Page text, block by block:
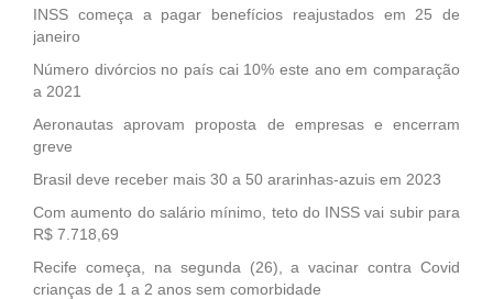
INSS começa a pagar benefícios reajustados em 25 de
janeiro
Número divórcios no país cai 10% este ano em comparação
a 2021
Aeronautas aprovam proposta de empresas e encerram
greve
Brasil deve receber mais 30 a 50 ararinhas-azuis em 2023
Com aumento do salário mínimo, teto do INSS vai subir para
R$ 7.718,69
Recife começa, na segunda (26), a vacinar contra Covid
crianças de 1 a 2 anos sem comorbidade